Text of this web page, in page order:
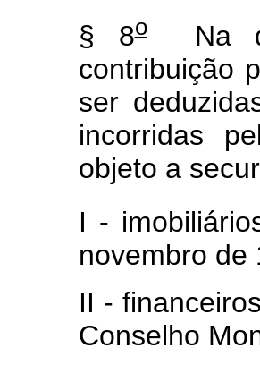
§ 8oNa
contribuição
ser
incorridas
objeto a
I -
novembro de
II -
Conselho